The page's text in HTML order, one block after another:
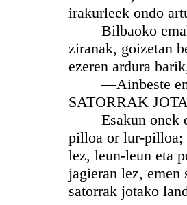
irakurleek ondo
Bilbaoko
ziranak, goizetan
ezeren ardura
—Ainbeste
SATORRAK
Esakun onek
pilloa or lur-pilloa;
lez, leun-leun eta
jagieran lez, emen
satorrak jotako